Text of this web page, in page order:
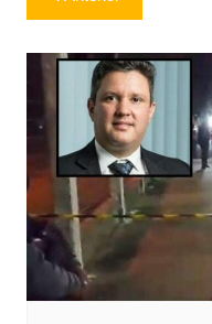
de
Post